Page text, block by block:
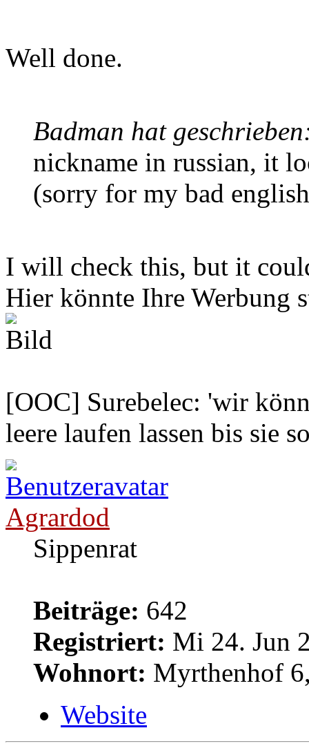
Well done.
Badman hat
nickname in russian, it
(sorry for my bad
I will check this, but it
Hier könnte Ihre Werbung
[OOC] Surebelec: 'wir
leere laufen lassen bis sie
Agrardod
Sippenrat
Beiträge: 642
Registriert: Mi 24. Jun
Wohnort: Myrthenhof
Website